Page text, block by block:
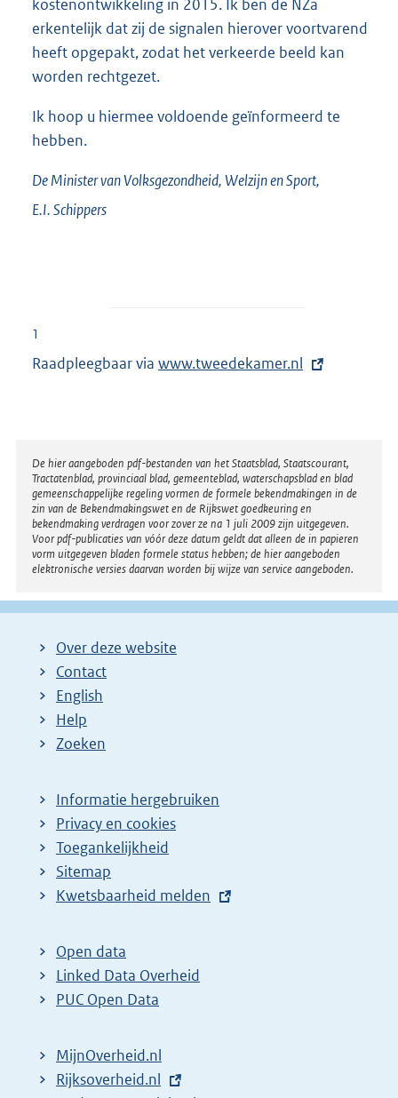
kostenontwikkeling in 2015. Ik ben de NZa
erkentelijk dat zij de signalen hierover voortvarend
heeft opgepakt, zodat het verkeerde beeld kan
worden rechtgezet.
Ik hoop u hiermee voldoende geïnformeerd te
hebben.
De Minister van Volksgezondheid, Welzijn en Sport,
E.I.Schippers
1
Raadpleegbaar via E
r
n
e
l
i
n
k
www.tweedekamer.nl
Disclaimer
De hier aangeboden pdf-bestanden van het Staatsblad, Staatscourant,
Tractatenblad, provinciaal blad, gemeenteblad, waterschapsblad en blad
gemeenschappelijke regeling vormen de formele bekendmakingen in de
zin van de Bekendmakingswet en de Rijkswet goedkeuring en
bekendmaking verdragen voor zover ze na 1 juli 2009 zijn uitgegeven.
Voor pdf-publicaties van vóór deze datum geldt dat alleen de in papieren
vorm uitgegeven bladen formele status hebben; de hier aangeboden
elektronische versies daarvan worden bij wijze van service aangeboden.
Over deze website
Contact
English
Help
Zoeken
Informatie hergebruiken
Privacy en cookies
Toegankelijkheid
Sitemap
E
t
e
r
l
i
Kwetsbaarheid melden
Open data
Linked Data Overheid
PUC Open Data
MijnOverheid.nl
E
Rijksoverheid.nl